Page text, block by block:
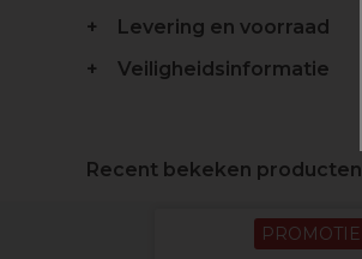
Levering en voorraad
Veiligheidsinformatie
Recent bekeken producten
PROMOTIE